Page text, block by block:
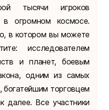
тысячи игроков
огромном космосе.
в котором вы можете
исследователем
и планет, боевым
одним из самых
богатейшим торговцем
далее. Все участники